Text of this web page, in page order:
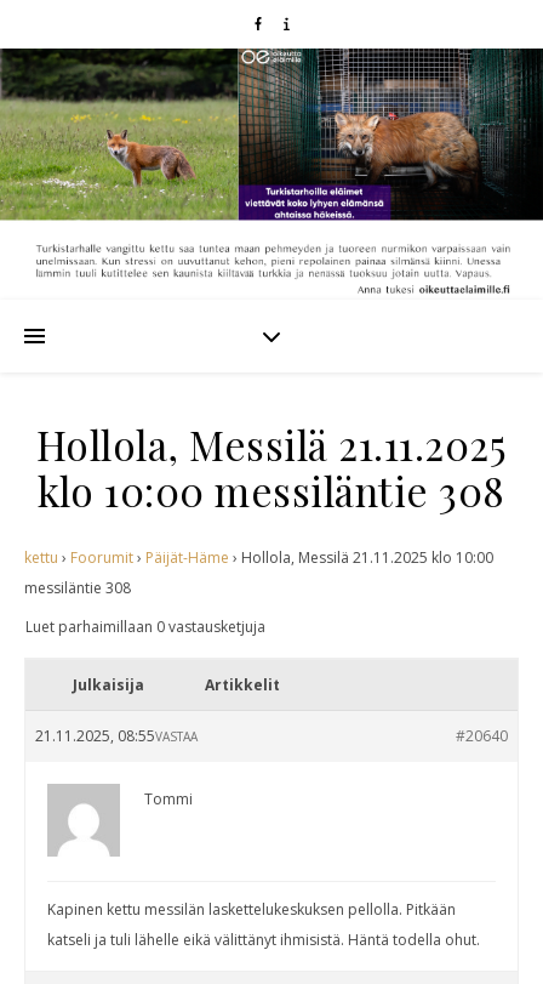
Hollola, Messilä 21.11.2025
klo 10:00 messiläntie 308
kettu › Foorumit› Päijät-Häme › Hollola, Messilä 21.11.2025 klo 10:00
messiläntie 308
Luet parhaimillaan 0 vastausketjuja
Julkaisija Artikkelit
21.11.2025, 08:55 #20640
VASTAA
Tommi
Kapinen kettu messilän laskettelukeskuksen pellolla. Pitkään
katseli ja tuli lähelle eikä välittänyt ihmisistä. Häntä todella ohut.